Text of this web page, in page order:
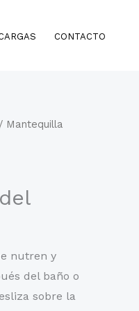
CONTACTO
/ Mantequilla
nutren y
del baño o
sobre la